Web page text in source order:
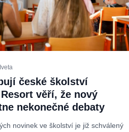
Iveta
české školství
věří, že nový
nekonečné debaty
novinek ve školství je již schválený